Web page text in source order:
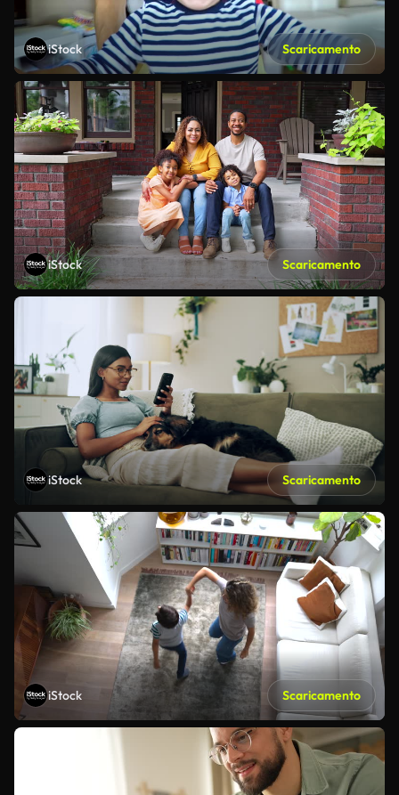
iStock Scaricamento
iStock Scaricamento
iStock Scaricamento
iStock Scaricamento